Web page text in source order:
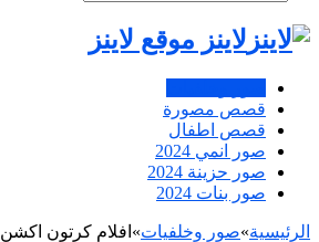
لاينز موقع لاينز
قصص مصورة
قصص اطفال
صور انمي 2024
صور حزينة 2024
صور بنات 2024
الرئيسية»صور وخلفيات» افلام كرتون اكشن